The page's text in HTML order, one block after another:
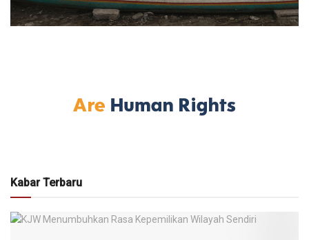
Kabar Terbaru